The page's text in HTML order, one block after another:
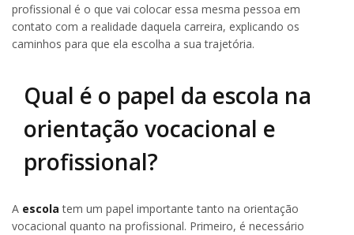
profissional é o que vai colocar essa mesma pessoa em
contato com a realidade daquela carreira, explicando os
caminhos para que ela escolha a sua trajetória.
Qual é o papel da escola na
orientação vocacional e
profissional?
A escola tem um papel importante tanto na orientação
vocacional quanto na profissional. Primeiro, é necessário